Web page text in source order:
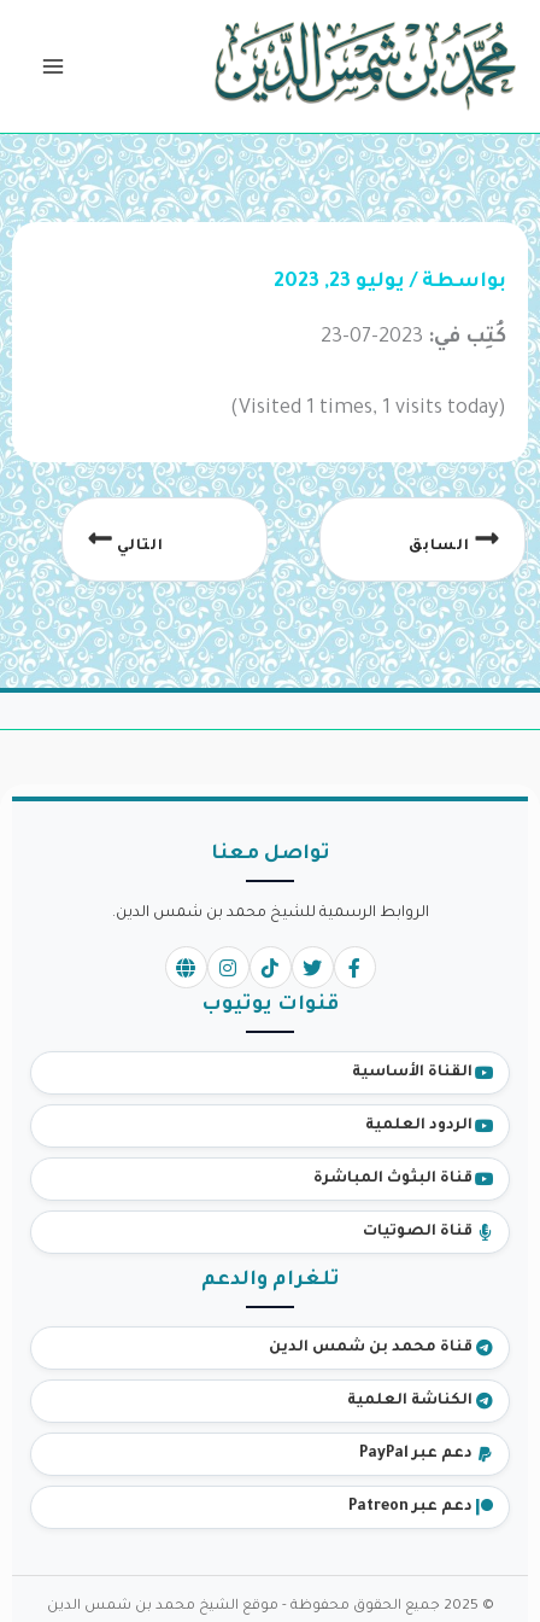
تخطي
المحتوى
بواسطة / يوليو 23, 2023
كُتِب في: 2023-07-23
(Visited 1 times, 1 visits today)
السابق التالي
تواصل معنا
الروابط الرسمية للشيخ محمد بن شمس الدين.
قنوات يوتيوب
القناة الأساسية
الردود العلمية
قناة البثوث المباشرة
قناة الصوتيات
تلغرام والدعم
قناة محمد بن شمس الدين
الكناشة العلمية
دعم عبر PayPal
دعم عبر Patreon
© 2025 جميع الحقوق محفوظة - موقع الشيخ محمد بن شمس الدين